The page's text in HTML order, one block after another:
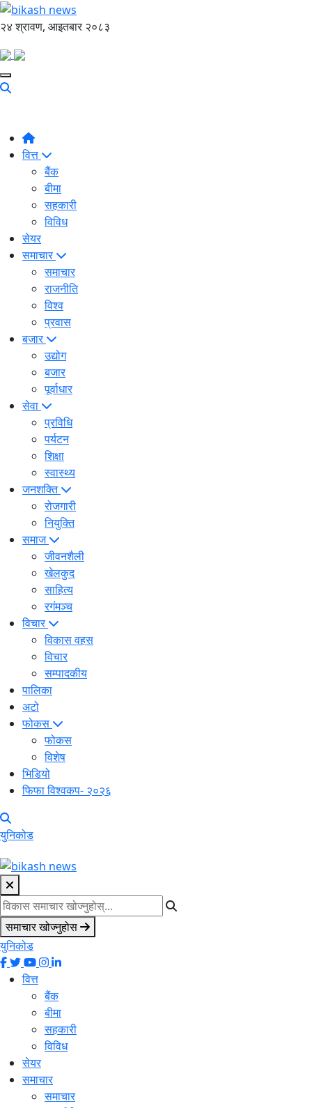
२४ श्रावण, आइतबार २०८३
वित्त
बैंक
बीमा
सहकारी
विविध
सेयर
समाचार
समाचार
राजनीति
विश्व
प्रवास
बजार
उद्योग
बजार
पूर्वाधार
सेवा
प्रविधि
पर्यटन
शिक्षा
स्वास्थ्य
जनशक्ति
रोजगारी
नियुक्ति
समाज
जीवनशैली
खेलकुद
साहित्य
रगंमञ्च
विचार
विकास वहस
विचार
सम्पादकीय
पालिका
अटो
फोकस
फोकस
विशेष
भिडियो
फिफा विश्वकप- २०२६
युनिकोड
समाचार खोज्नुहोस
युनिकोड
वित्त
बैंक
बीमा
सहकारी
विविध
सेयर
समाचार
समाचार